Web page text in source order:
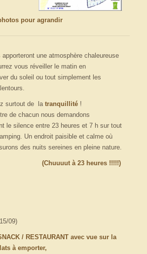
pour agrandir
une atmosphère chaleureuse
vous réveiller le matin en
du soleil ou tout simplement les
surtout de la tranquillité !
de chacun nous demandons
le silence entre 23 heures et 7 h sur tout
Un endroit paisible et calme où
des nuits sereines en pleine nature.
(Chuuuut à 23 heures !!!!!)
09)
/ RESTAURANT avec vue sur la
à emporter,